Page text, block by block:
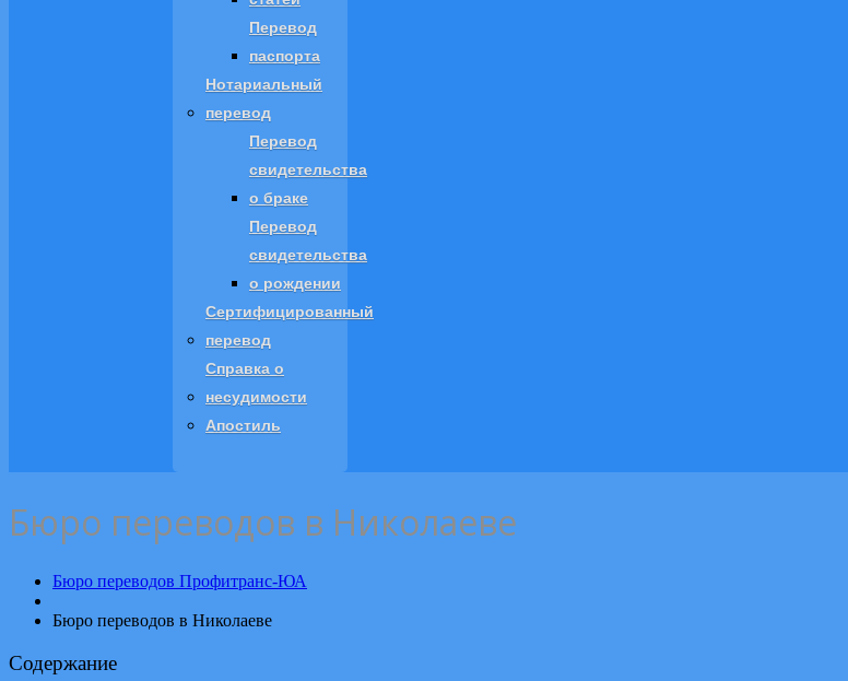
Перевод
паспорта
Нотариальный
перевод
Перевод
свидетельства
о браке
Перевод
свидетельства
о рождении
Сертифицированный
перевод
Справка о
несудимости
Апостиль
Бюро переводов в Николаеве
Бюро переводов Профитранс-ЮА
Бюро переводов в Николаеве
Содержание